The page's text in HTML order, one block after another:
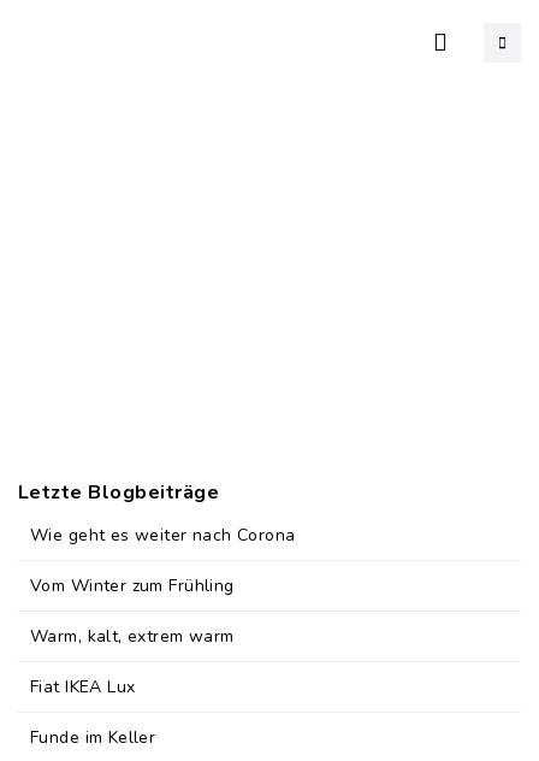
Letzte Blogbeiträge
Wie geht es weiter nach Corona
Vom Winter zum Frühling
Warm, kalt, extrem warm
Fiat IKEA Lux
Funde im Keller